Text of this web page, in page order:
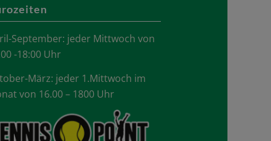
September: jeder Mittwoch von
-18:00 Uhr
März: jeder 1.Mittwoch im
von 16.00 – 1800 Uhr